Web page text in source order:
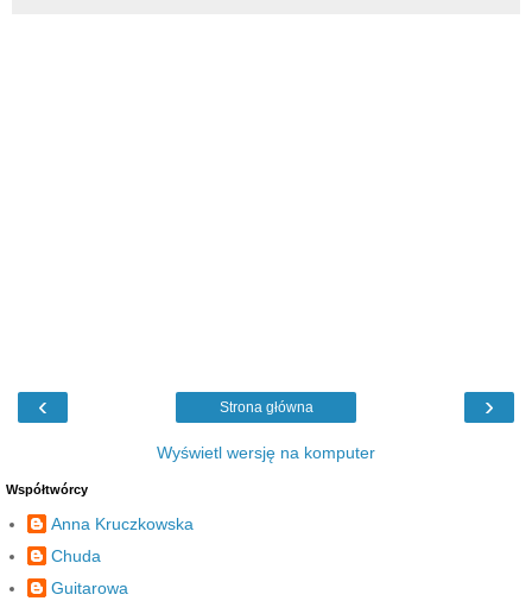
‹ ›
Strona główna
Wyświetl wersję na komputer
Współtwórcy
Anna Kruczkowska
Chuda
Guitarowa